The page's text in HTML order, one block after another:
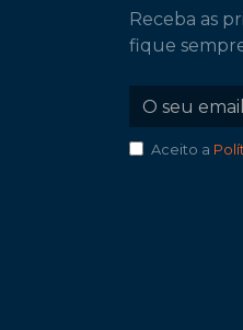
Receba as
fique
Aceito a